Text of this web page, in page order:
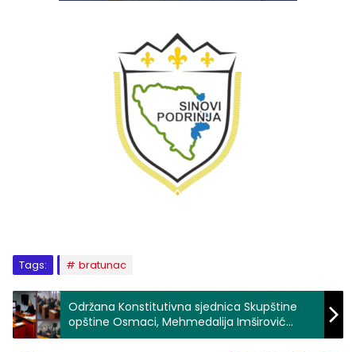
Tags: bratunac
Održana Konstitutivna sjednica Skupštine
opštine Osmaci, Mehmedalija Imširović
ponovo izabran za predsjednika